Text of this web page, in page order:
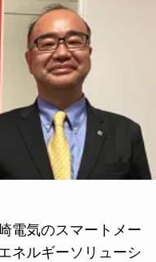
電気のスマートメー
ネルギーソリューシ